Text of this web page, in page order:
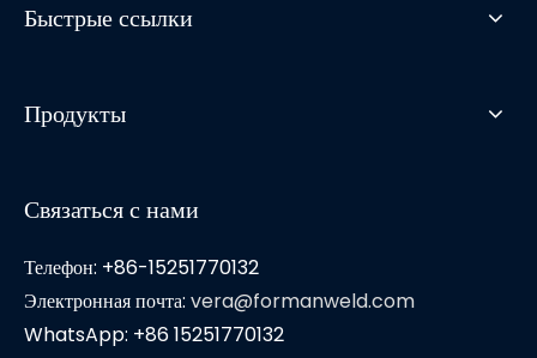
Быстрые ссылки
Продукты
Связаться с нами
Телефон: +86-15251770132
Электронная почта: vera@formanweld.com
WhatsApp: +86 15251770132